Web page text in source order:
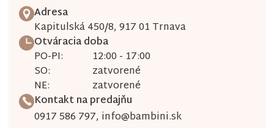
Adresa
Kapitulská 450/8, 917 01 Trnava
Otváracia doba
PO-PI:
12:00 - 17:00
SO:
zatvorené
NE:
zatvorené
Kontakt na predajňu
0917 586 797, info@bambini.sk